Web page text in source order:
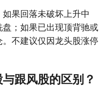
果回落未破坏上升中
；如果已出现顶背驰或
不建议仅因龙头股涨停
跟风股的区别？